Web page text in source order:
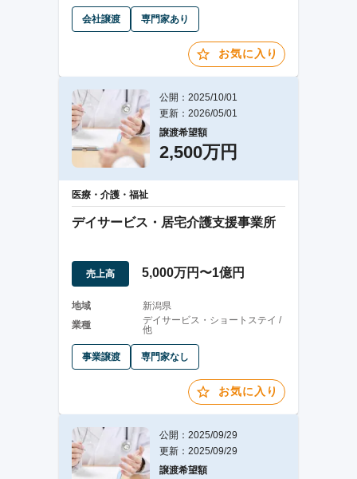
会社譲渡 専門家あり
お気に入り
公開：2025/10/01
更新：2026/05/01
譲渡希望額
2,500万円
医療・介護・福祉
デイサービス・居宅介護支援事業所
売上高 5,000万円〜1億円
地域
新潟県
業種
デイサービス・ショートステイ /
他
事業譲渡 専門家なし
お気に入り
公開：2025/09/29
更新：2025/09/29
譲渡希望額